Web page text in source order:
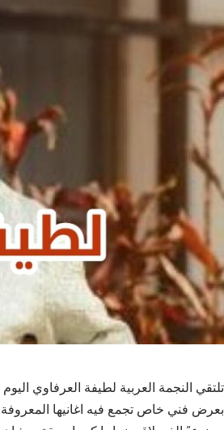
بعرض فني خاص تجمع فيه اغانيها